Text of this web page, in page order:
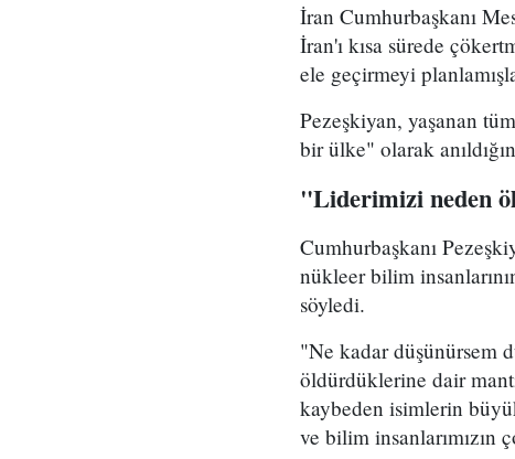
İran Cumhurbaşkanı
İran'ı kısa sürede
ele geçirmeyi
Pezeşkiyan, yaşanan
bir ülke" olarak
"Liderimizi neden
Cumhurbaşkanı
nükleer bilim
söyledi.
"Ne kadar düşünürsem
öldürdüklerine dair
kaybeden isimlerin
ve bilim insanlarımızın